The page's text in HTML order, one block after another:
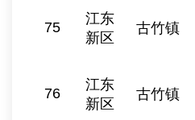
75
江东
新区
古竹镇
76
江东
新区
古竹镇